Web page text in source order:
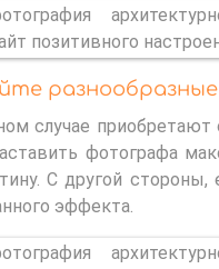
случае
фотографа
С другой
эффекта.